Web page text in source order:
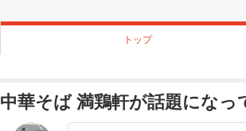
トップ
中華そば 満鶏軒が話題になっ